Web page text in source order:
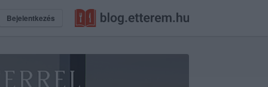
Bejelentkezés